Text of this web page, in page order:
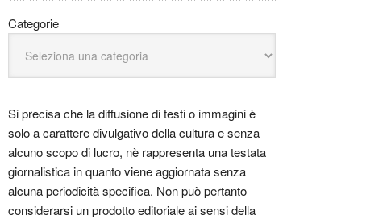
Categorie
Si precisa che la diffusione di testi o immagini è
solo a carattere divulgativo della cultura e senza
alcuno scopo di lucro, nè rappresenta una testata
giornalistica in quanto viene aggiornata senza
alcuna periodicità specifica. Non può pertanto
considerarsi un prodotto editoriale ai sensi della